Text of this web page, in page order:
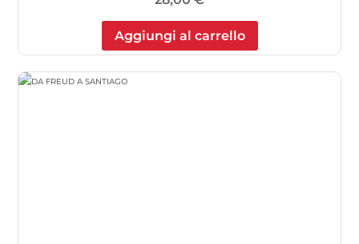
Aggiungi al carrello